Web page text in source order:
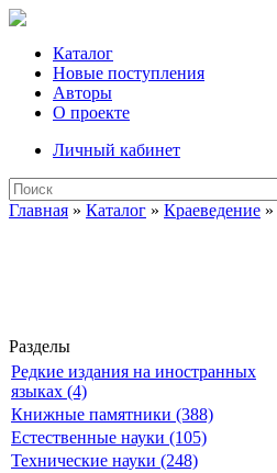
Каталог
Новые поступления
Авторы
О проекте
Личный кабинет
Главная » Каталог » Краеведение »
Разделы
Редкие издания на иностранных
языках (4)
Книжные памятники (388)
Естественные науки (105)
Технические науки (248)